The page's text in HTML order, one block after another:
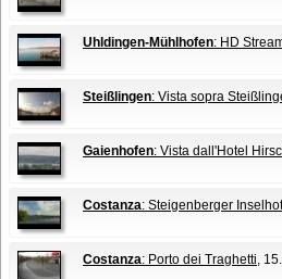
Uhldingen-Mühlhofen: HD
Steißlingen: Vista sopra
Gaienhofen: Vista dall'Hotel
Costanza: Steigenberger
Costanza: Porto dei Traghetti,